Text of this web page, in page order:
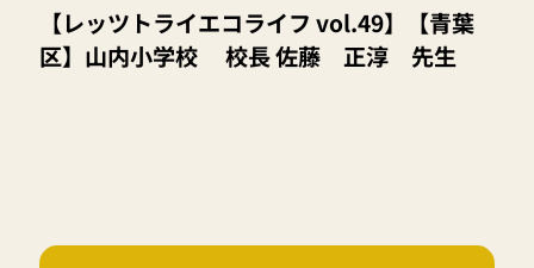
【レッツトライエコライフ vol.49】【青葉
区】山内小学校 校長 佐藤 正淳 先生